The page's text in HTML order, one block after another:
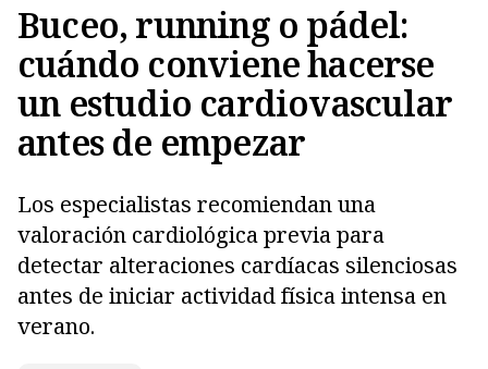
Buceo, running o pádel:
cuándo conviene hacerse
un estudio cardiovascular
antes de empezar
Los especialistas recomiendan una
valoración cardiológica previa para
detectar alteraciones cardíacas silenciosas
antes de iniciar actividad física intensa en
verano.